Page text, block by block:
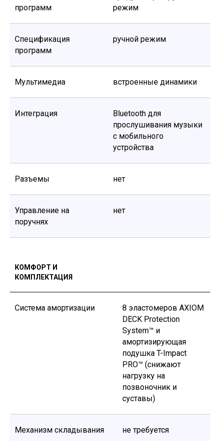
программ
режим
Спецификация
программ
ручной режим
Мультимедиа встроенные динамики
Интеграция
Bluetooth для
прослушивания музыки
с мобильного
устройства
Разъемы нет
Управление на
поручнях
нет
КОМФОРТ И
КОМПЛЕКТАЦИЯ
Система амортизации
8 эластомеров AXIOM
DECK Protection
System™ и
амортизирующая
подушка T-Impact
PRO™ (снижают
нагрузку на
позвоночник и
суставы)
Механизм складывания не требуется
+7 708 372 7924